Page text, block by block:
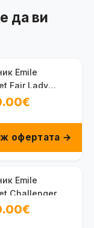
да ви
Emile
Fair Lady
офертата →
Emile
Challenger